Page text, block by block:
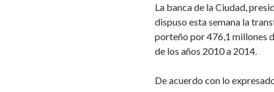
La banca de la Ciudad,
dispuso esta semana la
porteño por 476,1 millones
de los años 2010 a 2014.
De acuerdo con lo